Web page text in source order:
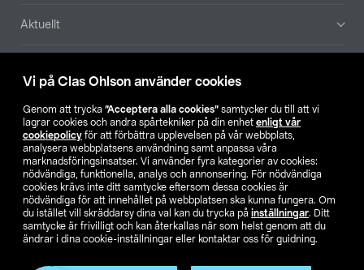
Vi på Clas Ohlson använder cookies
Genom att trycka ”Acceptera alla cookies” samtycker du till att vi
lagrar cookies och andra spårtekniker på din enhet enligt vår
cookiepolicy för att förbättra upplevelsen på vår webbplats,
analysera webbplatsens användning samt anpassa våra
marknadsföringsinsatser. Vi använder fyra kategorier av cookies:
nödvändiga, funktionella, analys och annonsering. För nödvändiga
cookies krävs inte ditt samtycke eftersom dessa cookies är
nödvändiga för att innehållet på webbplatsen ska kunna fungera. Om
du istället vill skräddarsy dina val kan du trycka på inställningar. Ditt
samtycke är frivilligt och kan återkallas när som helst genom att du
ändrar i dina cookie-inställningar eller kontaktar oss för guidning.
Aktuellt
Hitta butik
SE NO FI